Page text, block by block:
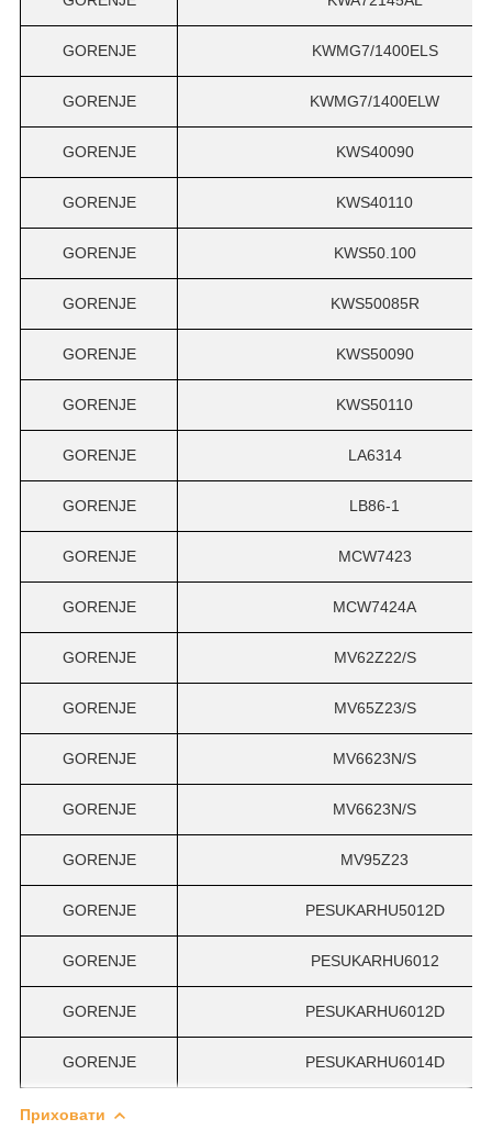
GORENJE KWMG7/1400ELS
GORENJE KWMG7/1400ELW
GORENJE KWS40090
GORENJE KWS40110
GORENJE KWS50.100
GORENJE KWS50085R
GORENJE KWS50090
GORENJE KWS50110
GORENJE LA6314
GORENJE LB86-1
GORENJE MCW7423
GORENJE MCW7424A
GORENJE MV62Z22/S
GORENJE MV65Z23/S
GORENJE MV6623N/S
GORENJE MV6623N/S
GORENJE MV95Z23
GORENJE PESUKARHU5012D
GORENJE PESUKARHU6012
GORENJE PESUKARHU6012D
GORENJE PESUKARHU6014D
Приховати